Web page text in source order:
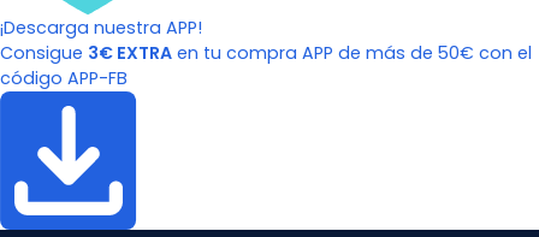
¡Descarga nuestra APP!
Consigue 3€ EXTRA en tu compra APP de más de 50€ con el
código APP-FB